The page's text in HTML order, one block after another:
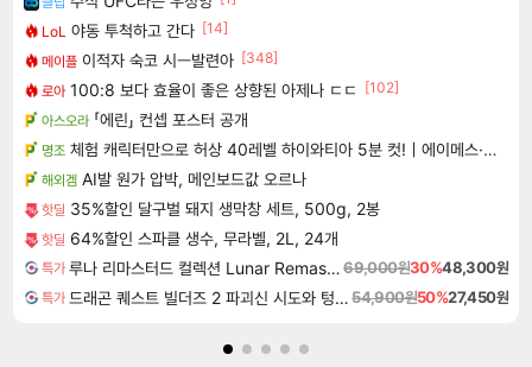
LoL 야동 투척하고 간다 [14]
메이플 이적자 숙코 시ㅡ발련아 [348]
로아 100:8 보다 효율이 좋은 상향된 아제나 ㄷㄷ
[102]
아스오라 「에린」 컨셉 포스터 공개
명조 체험 캐릭터만으로 허상 40레벨 하이와티아 5분 컷!｜에이메스·린네·모니에 명함
해외겜 AI발 원가 압박, 메인보드값 오르나
핫딜 35%할인 달구벌 돼지 생막창 세트, 500g, 2봉
핫딜 64%할인 스파클 생수, 무라벨, 2L, 24개
특가 루나 리마스터드 컬렉션 Lunar Remastered Collection69,000원30%48,300원
특가 드래곤 퀘스트 빌더즈 2 파괴신 시도와 텅 빈 섬 Dragon Quest Builders 254,900원50%27,450원